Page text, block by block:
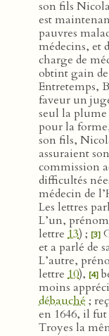
son fils
est
pauvres
médecins, et
charge de
obtint gain
Entretemps,
faveur un
seul la
pour la
son fils,
assuraient
commission
difficultés
médecin de
Les lettres
L’un,
lettre 13) ; [3]
et a parlé de
L’autre,
lettre 10), [4]
moins
débauché ;
en 1646, il
Troyes la